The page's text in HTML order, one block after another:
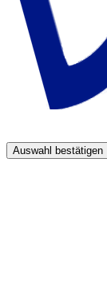
Auswahl bestätigen